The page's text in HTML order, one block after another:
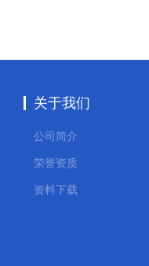
关于我们
公司简介
荣誉资质
资料下载